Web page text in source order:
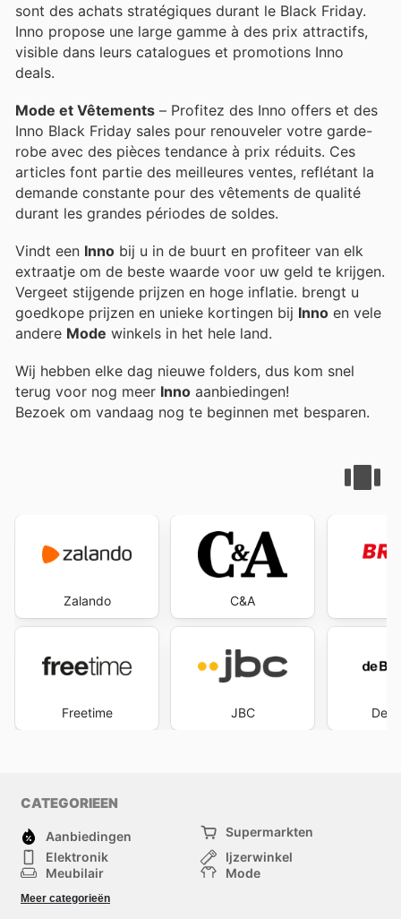
sont des achats stratégiques durant le Black Friday.
Inno propose une large gamme à des prix attractifs,
visible dans leurs catalogues et promotions Inno
deals.
Mode et Vêtements – Profitez des Inno offers et des
Inno Black Friday sales pour renouveler votre garde-
robe avec des pièces tendance à prix réduits. Ces
articles font partie des meilleures ventes, reflétant la
demande constante pour des vêtements de qualité
durant les grandes périodes de soldes.
Vindt een Inno bij u in de buurt en profiteer van elk
extraatje om de beste waarde voor uw geld te krijgen.
Vergeet stijgende prijzen en hoge inflatie. brengt u
goedkope prijzen en unieke kortingen bij Inno en vele
andere Mode winkels in het hele land.
Wij hebben elke dag nieuwe folders, dus kom snel
terug voor nog meer Inno aanbiedingen!
Bezoek om vandaag nog te beginnen met besparen.
Zalando
Freetime
C&A
JBC De
CATEGORIEEN
Aanbiedingen
Supermarkten
Elektronik
Ijzerwinkel
Meubilair
Mode
Schoonheid
Meer categorieën